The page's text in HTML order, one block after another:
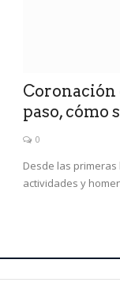
Coronación
paso, cómo
0
Desde las
actividades y